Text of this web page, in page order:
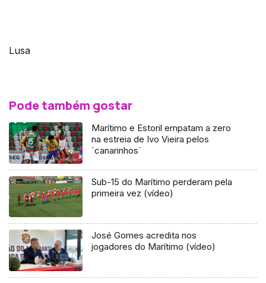
Lusa
Pode também gostar
Marítimo e Estoril empatam a zero
na estreia de Ivo Vieira pelos
`canarinhos`
Sub-15 do Marítimo perderam pela
primeira vez (vídeo)
José Gomes acredita nos
jogadores do Marítimo (vídeo)